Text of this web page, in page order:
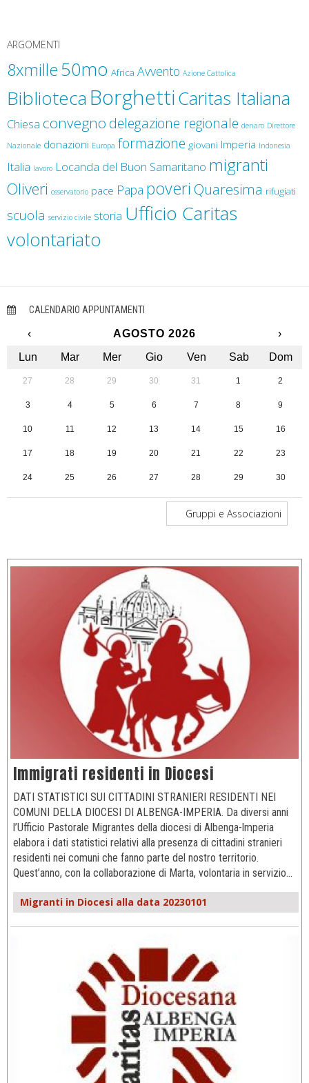
ARGOMENTI
8xmille50mo Africa Avvento Azione Cattolica
Biblioteca BorghettiCaritas Italiana
Chiesa convegno delegazione regionale denaro Direttore
Nazionale donazioni Europa formazione giovani Imperia Indonesia
Italia lavoro Locanda del Buon Samaritano migranti
Oliveri osservatorio pace Papa poveri Quaresima rifugiati
scuola servizio civile storia Ufficio Caritas
volontariato
CALENDARIO APPUNTAMENTI
‹ AGOSTO 2026
›
Lun
Mar Mer Gio Ven Sab Dom
27 28 29 30 31 1 2
3 4 5 6 7 8 9
10 11 12 13 14 15 16
17 18 19 20 21 22 23
24 25 26 27 28 29 30
4 5 6
Gruppi e Associazioni
Immigrati residenti in Diocesi
DATI STATISTICI SUI CITTADINI STRANIERI RESIDENTI NEI
COMUNI DELLA DIOCESI DI ALBENGA-IMPERIA. Da diversi anni
l’Ufficio Pastorale Migrantes della diocesi di Albenga-lmperia
elabora i dati statistici relativi alla presenza di cittadini stranieri
residenti nei comuni che fanno parte del nostro territorio.
Quest’anno, con la collaborazione di Marta, volontaria in servizio…
Migranti in Diocesi alla data 20230101